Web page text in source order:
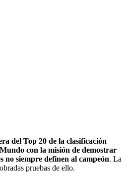
del Top 20 de la clasificación
con la misión de demostrar
no siempre definen al campeón. La
pruebas de ello.